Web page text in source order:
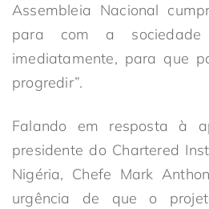
Assembleia Nacional
para com a
imediatamente, para que
progredir”.
Falando em resposta à
presidente do Chartered
Nigéria, Chefe Mark
urgência de que o